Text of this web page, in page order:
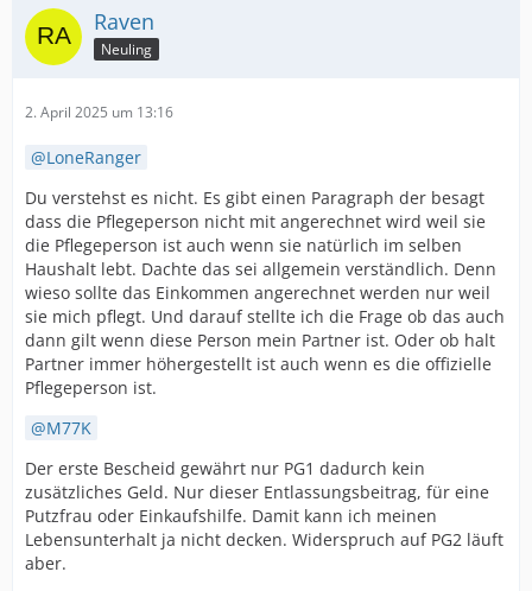
Raven
Neuling
2. April 2025 um 13:16
LoneRanger
Du verstehst es nicht. Es gibt einen Paragraph der besagt
dass die Pflegeperson nicht mit angerechnet wird weil sie
die Pflegeperson ist auch wenn sie natürlich im selben
Haushalt lebt. Dachte das sei allgemein verständlich. Denn
wieso sollte das Einkommen angerechnet werden nur weil
sie mich pflegt. Und darauf stellte ich die Frage ob das auch
dann gilt wenn diese Person mein Partner ist. Oder ob halt
Partner immer höhergestellt ist auch wenn es die offizielle
Pflegeperson ist.
M77K
Der erste Bescheid gewährt nur PG1 dadurch kein
zusätzliches Geld. Nur dieser Entlassungsbeitrag, für eine
Putzfrau oder Einkaufshilfe. Damit kann ich meinen
Lebensunterhalt ja nicht decken. Widerspruch auf PG2 läuft
aber.